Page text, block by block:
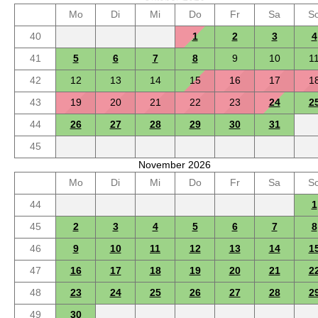
Mo
Di Mi Do Fr Sa
40
1 2 3
4
41
5 6 7 8 9 10
42
12 13 14 15 16 17
43
19 20 21 22 23 24
44
26 27 28 29 30
31
45
November 2026
Mo
Di Mi Do Fr Sa
44
1
45
2 3 4 5 6 7
8
46
9 10 11 12 13 14
47
16 17 18 19 20 21
48
23 24 25 26 27 28
49
30